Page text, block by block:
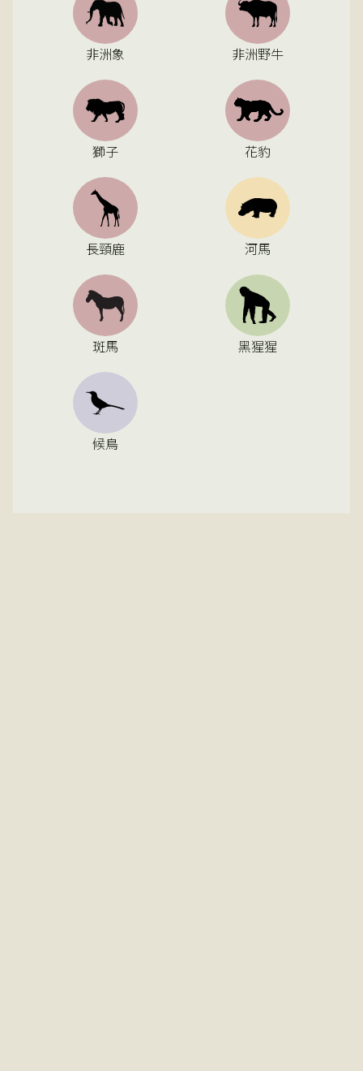
非洲象 非洲野牛
獅子 花豹
長頸鹿 河馬
斑馬 黑猩猩
候鳥